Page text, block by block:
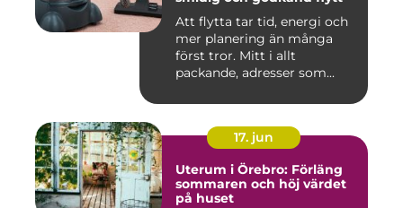
Att flytta tar tid, energi och
mer planering än många
först tror. Mitt i allt
packande, adresser som...
17. jun
Uterum i Örebro: Förläng
sommaren och höj värdet
på huset